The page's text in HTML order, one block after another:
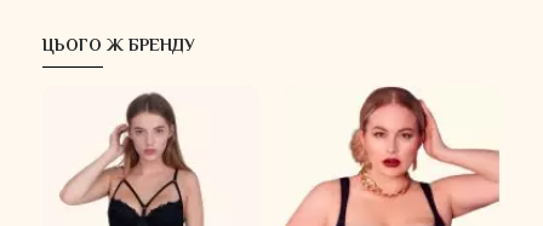
ЦЬОГО Ж БРЕНДУ